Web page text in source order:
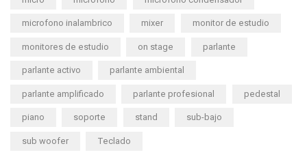
microfono inalambrico mixer monitor de estudio
monitores de estudio on stage parlante
parlante activo parlante ambiental
parlante amplificado parlante profesional pedestal
piano soporte stand sub-bajo
sub woofer Teclado